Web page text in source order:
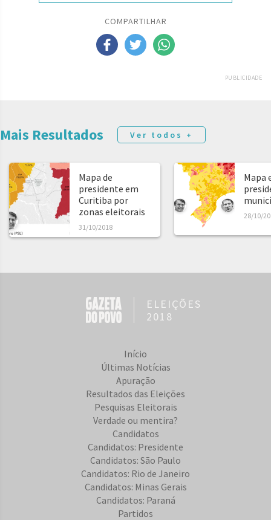
COMPARTILHAR
PUBLICIDADE
Mais Resultados Ver todos +
Mapa de
presidente em
Curitiba por
zonas eleitorais
31/10/2018
Mapa
28/10/
ELEIÇÕES
2018
Início
Últimas Notícias
Apuração
Resultados das Eleições
Pesquisas Eleitorais
Verdade ou mentira?
Candidatos
Candidatos: Presidente
Candidatos: São Paulo
Candidatos: Rio de Janeiro
Candidatos: Minas Gerais
Candidatos: Paraná
Partidos